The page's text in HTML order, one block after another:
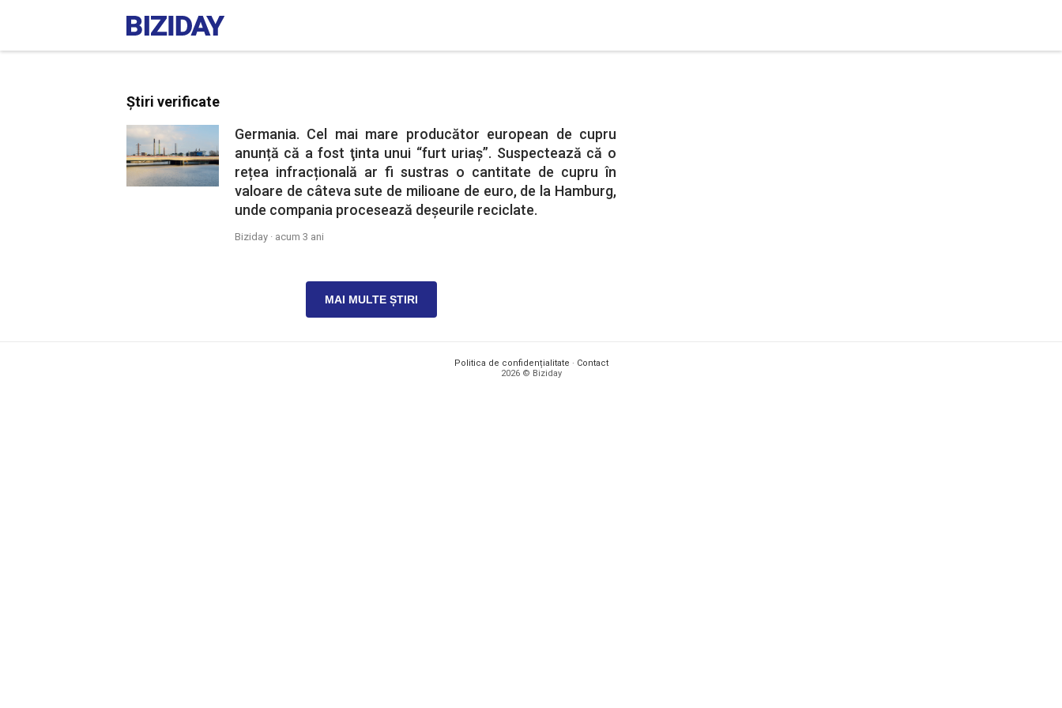
Știri verificate
Germania. Cel mai mare producător european de cupru
anunță că a fost ţinta unui “furt uriaş”. Suspectează că o
rețea infracțională ar fi sustras o cantitate de cupru în
valoare de câteva sute de milioane de euro, de la Hamburg,
unde compania procesează deșeurile reciclate.
Biziday · acum 3 ani
MAI MULTE ȘTIRI
Politica de confidențialitate · Contact
2026 © Biziday